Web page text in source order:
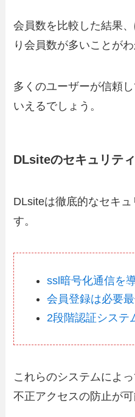
会員数を比較した結果
り会員数が多いことがわ
多くのユーザーが信頼
いえるでしょう。
DLsiteのセキュリティ
DLsiteは徹底的なセキ
す。
ssl暗号化通信を
会員登録は必要
2段階認証システ
これらのシステムによ
不正アクセスの防止が可